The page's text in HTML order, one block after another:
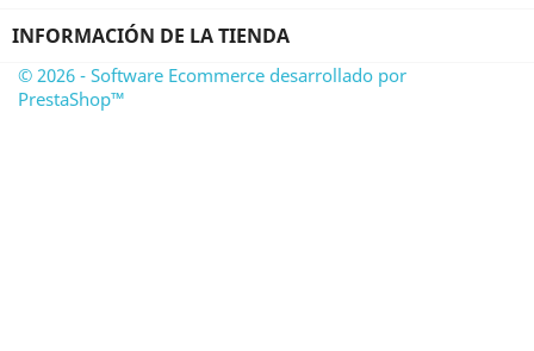
INFORMACIÓN DE LA TIENDA
© 2026 - Software Ecommerce desarrollado por
PrestaShop™